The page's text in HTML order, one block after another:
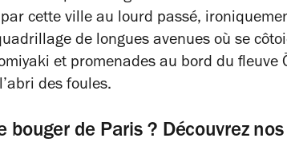
cette ville au lourd passé,
de longues avenues où se
et promenades au bord du fleuve
des foules.
bouger de Paris ? Découvrez